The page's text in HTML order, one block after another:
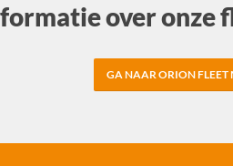
over onze
GA NAAR ORION